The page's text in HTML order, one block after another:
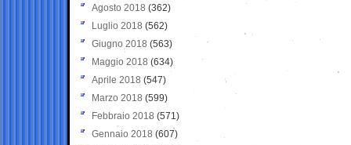
Agosto 2018 (362)
Luglio 2018 (562)
Giugno 2018 (563)
Maggio 2018 (634)
Aprile 2018 (547)
Marzo 2018 (599)
Febbraio 2018 (571)
Gennaio 2018 (607)